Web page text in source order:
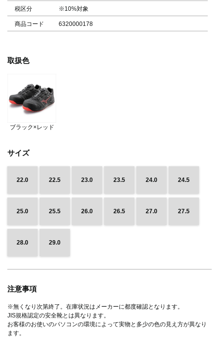
税区分 ※10%対象
商品コード 6320000178
取扱色
ブラック×レッド
サイズ
22.0 22.5 23.0 23.5 24.0 24.5
25.0 25.5 26.0 26.5 27.0 27.5
28.0 29.0
注意事項
※無くなり次第終了。在庫状況はメーカーに都度確認となります。
JIS規格認定の安全靴とは異なります。
お客様のお使いのパソコンの環境によって実物と多少の色の見え方が異なり
ます。